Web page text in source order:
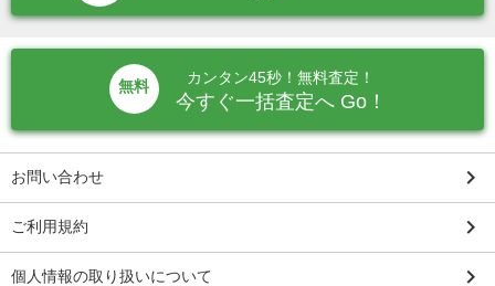
無料
カンタン45秒！無料査定！
今すぐ一括査定へ Go！
お問い合わせ keyboard_arrow_right
ご利用規約 keyboard_arrow_right
個人情報の取り扱いについて keyboard_arrow_right